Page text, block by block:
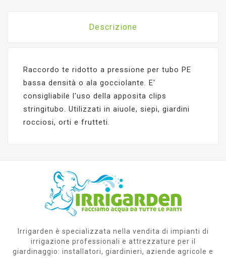
Descrizione
Raccordo te ridotto a pressione per tubo PE
bassa densità o ala gocciolante. E'
consigliabile l'uso della apposita clips
stringitubo. Utilizzati in aiuole, siepi, giardini
rocciosi, orti e frutteti.
Irrigarden è specializzata nella vendita di impianti di
irrigazione professionali e attrezzature per il
giardinaggio: installatori, giardinieri, aziende agricole e